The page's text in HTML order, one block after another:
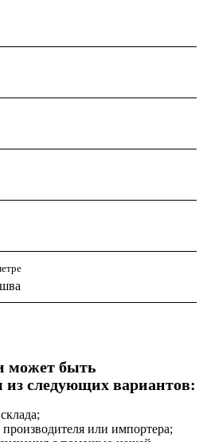
может быть
из следующих вариантов:
или импортера;